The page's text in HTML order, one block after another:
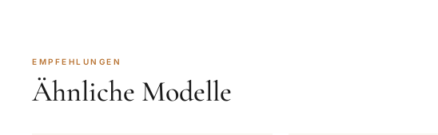
EMPFEHLUNGEN
Ähnliche Modelle